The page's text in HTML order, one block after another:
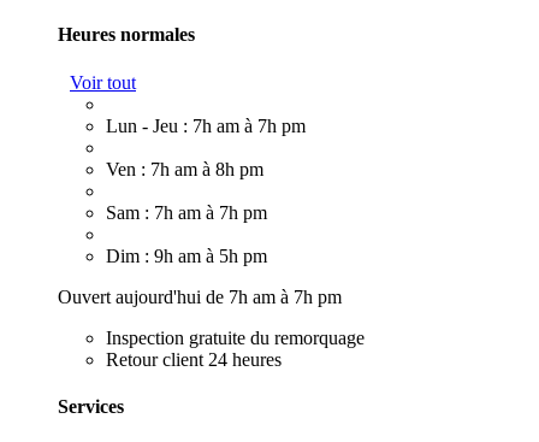
Heures normales
Voir tout
Lun - Jeu : 7h am à 7h pm
Ven : 7h am à 8h pm
Sam : 7h am à 7h pm
Dim : 9h am à 5h pm
Ouvert aujourd'hui de 7h am à 7h pm
Inspection gratuite du remorquage
Retour client 24 heures
Services